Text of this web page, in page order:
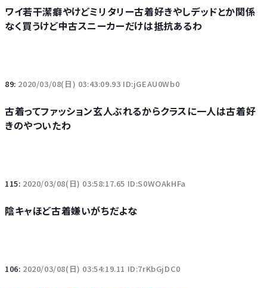
ワイ若干潔癖やけどミリタリー古着好きやしデッドとか関係
なく買うけど中古スニーカーだけは抵抗あるわ
89: 2020/03/08(日) 03:43:09.93 ID:jGEAU0Wb0
古着ってファッション玄人ぶれるからクラスに一人は古着好
きのやついたわ
115: 2020/03/08(日) 03:58:17.65 ID:S0WOAkHFa
陰キャほど古着嫌いがちだよな
106: 2020/03/08(日) 03:54:19.11 ID:7rKbGjDC0